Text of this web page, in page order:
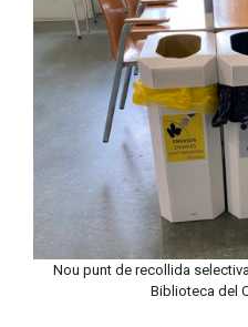
Nou punt de recollida
Biblioteca del